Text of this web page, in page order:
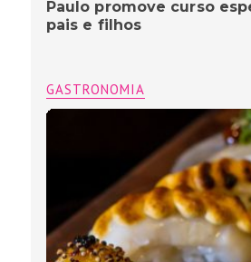
Paulo promove curso
pais e filhos
GASTRONOMIA